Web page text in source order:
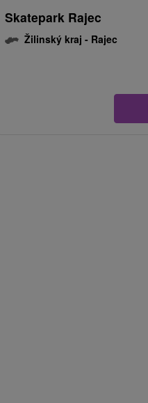
Skatepark Rajec
Žilinský kraj - Rajec